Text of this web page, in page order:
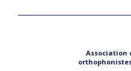
Association